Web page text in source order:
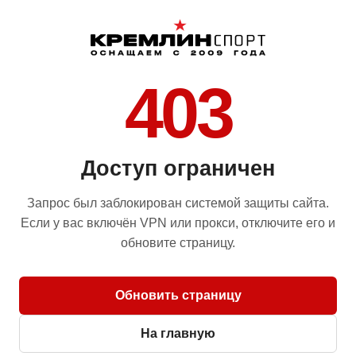
403
Доступ ограничен
Запрос был заблокирован системой защиты сайта.
Если у вас включён VPN или прокси, отключите его и
обновите страницу.
Обновить страницу
На главную